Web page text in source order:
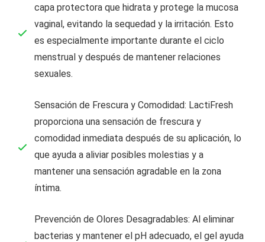
capa protectora que hidrata y protege la mucosa
vaginal, evitando la sequedad y la irritación. Esto
es especialmente importante durante el ciclo
menstrual y después de mantener relaciones
sexuales.
Sensación de Frescura y Comodidad: LactiFresh
proporciona una sensación de frescura y
comodidad inmediata después de su aplicación, lo
que ayuda a aliviar posibles molestias y a
mantener una sensación agradable en la zona
íntima.
Prevención de Olores Desagradables: Al eliminar
bacterias y mantener el pH adecuado, el gel ayuda